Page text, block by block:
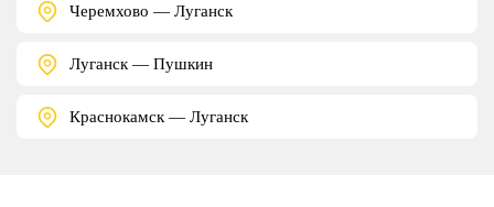
Черемхово — Луганск
Луганск — Пушкин
Краснокамск — Луганск